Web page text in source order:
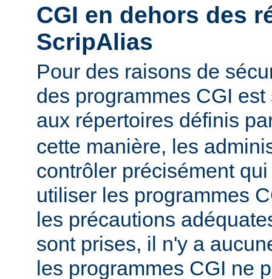
CGI en dehors des
ScripAlias
Pour des raisons de
des programmes CGI
aux répertoires définis
cette manière, les
contrôler précisément
utiliser les programmes
les précautions
sont prises, il n'y a
les programmes CGI ne